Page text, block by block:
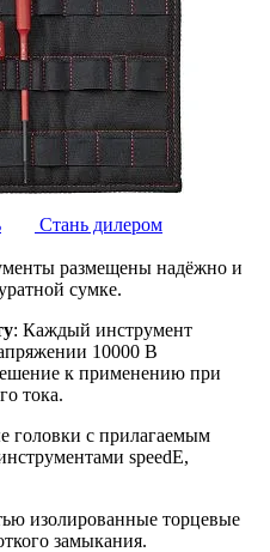
Стань дилером
размещены надёжно и
сумке.
: Каждый инструмент
10000 В
к применению при
тока.
головки с прилагаемым
speedE,
изолированные торцевые
замыкания.